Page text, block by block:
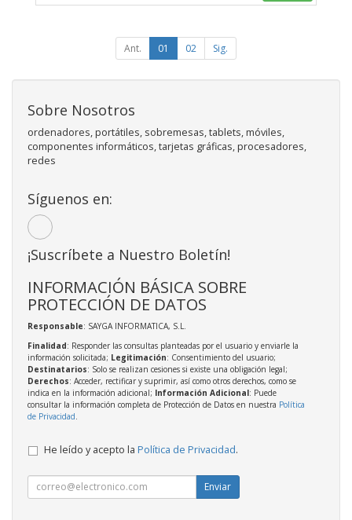
Ant. 01 02 Sig.
Sobre Nosotros
ordenadores, portátiles, sobremesas, tablets, móviles,
componentes informáticos, tarjetas gráficas, procesadores,
redes
Síguenos en:
¡Suscríbete a Nuestro Boletín!
INFORMACIÓN BÁSICA SOBRE
PROTECCIÓN DE DATOS
Responsable: SAYGA INFORMATICA, S.L.
Finalidad: Responder las consultas planteadas por el usuario y enviarle la
información solicitada; Legitimación: Consentimiento del usuario;
Destinatarios: Solo se realizan cesiones si existe una obligación legal;
Derechos: Acceder, rectificar y suprimir, así como otros derechos, como se
indica en la información adicional; Información Adicional: Puede
consultar la información completa de Protección de Datos en nuestra Política
de Privacidad.
He leído y acepto la Política de Privacidad.
Enviar